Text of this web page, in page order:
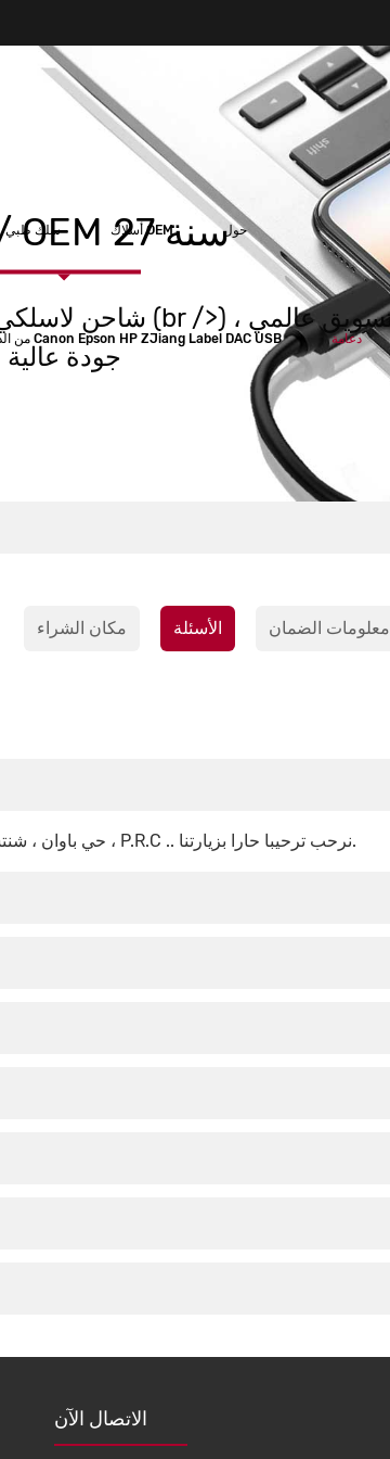
سلك طبي أسلاك OEM حول
كابل طابعة USB USB من النوع A إلى B من الذكور إلى الذكور كابل طابعة Canon Epson HP ZJiang Label DAC USB دعامة
ODM / OEM 27 سنة
جودة عالية
مكان الشراء الأسئلة معلومات الضمان
يقع مصنعنا في حديقة صناعة Keytech ، مدينة Shiyan ، حي باوان ، شنتشن ، P.R.C .. نرحب ترحيبا حارا بزيارتنا.
الاتصال الآن